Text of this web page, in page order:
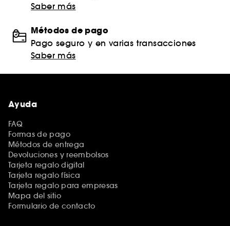
Saber más
Métodos de pago
Pago seguro y en varias transacciones
Saber más
Ayuda
FAQ
Formas de pago
Métodos de entrega
Devoluciones y reembolsos
Tarjeta regalo digital
Tarjeta regalo física
Tarjeta regalo para empresas
Mapa del sitio
Formulario de contacto